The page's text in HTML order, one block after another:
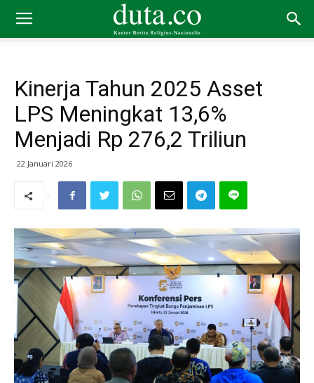
Kinerja Tahun 2025 Asset
LPS Meningkat 13,6%
Menjadi Rp 276,2 Triliun
22 Januari 2026